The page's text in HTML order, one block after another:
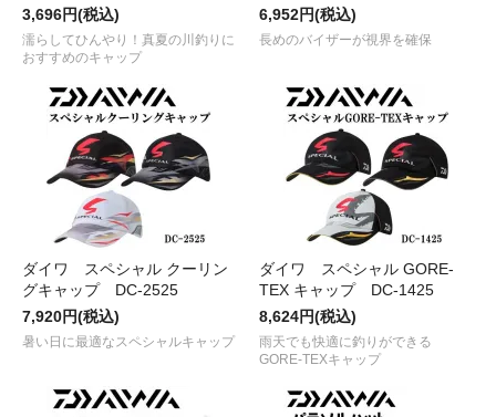
3,696円(税込)
濡らしてひんやり！真夏の川釣りに
おすすめのキャップ
6,952円(税込)
長めのバイザーが視界を確保
ダイワ スペシャル クーリン
グキャップ DC-2525
7,920円(税込)
暑い日に最適なスペシャルキャップ
ダイワ スペシャル GORE-
TEX キャップ DC-1425
8,624円(税込)
雨天でも快適に釣りができる
GORE-TEXキャップ